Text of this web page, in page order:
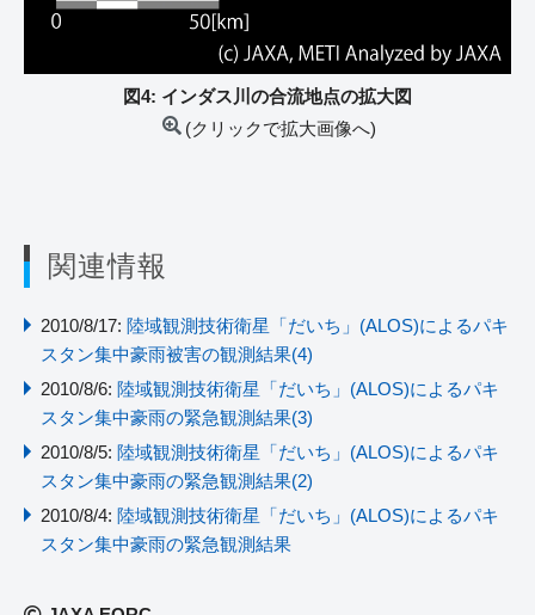
図4: インダス川の合流地点の拡大図
(クリックで拡大画像へ)
関連情報
2010/8/17: 陸域観測技術衛星「だいち」(ALOS)によるパキ
スタン集中豪雨被害の観測結果(4)
2010/8/6: 陸域観測技術衛星「だいち」(ALOS)によるパキ
スタン集中豪雨の緊急観測結果(3)
2010/8/5: 陸域観測技術衛星「だいち」(ALOS)によるパキ
スタン集中豪雨の緊急観測結果(2)
2010/8/4: 陸域観測技術衛星「だいち」(ALOS)によるパキ
スタン集中豪雨の緊急観測結果